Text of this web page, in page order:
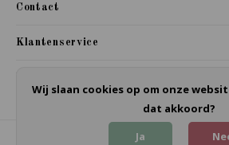
Contact
Klantenservice
Wij slaan cookies op om onze
dat akkoord?
Ja